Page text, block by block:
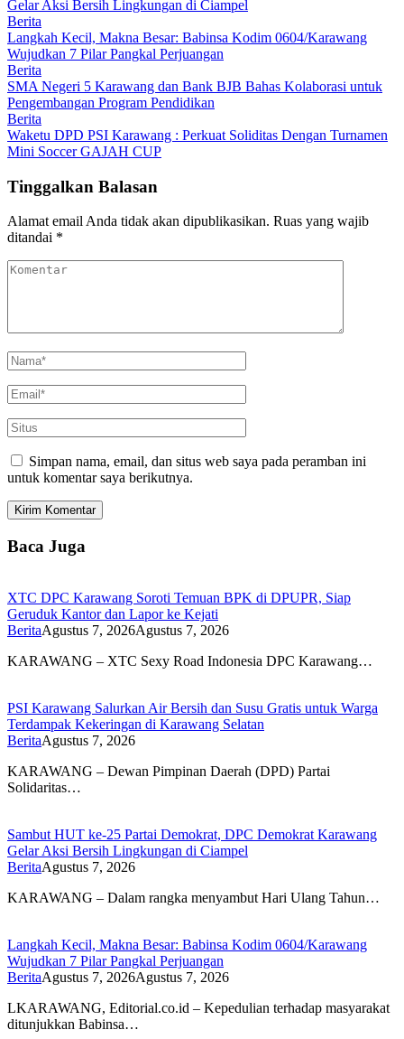
Gelar Aksi Bersih Lingkungan di Ciampel
Berita
Langkah Kecil, Makna Besar: Babinsa Kodim 0604/Karawang
Wujudkan 7 Pilar Pangkal Perjuangan
Berita
SMA Negeri 5 Karawang dan Bank BJB Bahas Kolaborasi untuk
Pengembangan Program Pendidikan
Berita
Waketu DPD PSI Karawang : Perkuat Soliditas Dengan Turnamen
Mini Soccer GAJAH CUP
Tinggalkan Balasan
Alamat email Anda tidak akan dipublikasikan. Ruas yang wajib
ditandai *
Simpan nama, email, dan situs web saya pada peramban ini
untuk komentar saya berikutnya.
Baca Juga
XTC DPC Karawang Soroti Temuan BPK di DPUPR, Siap
Geruduk Kantor dan Lapor ke Kejati
BeritaAgustus 7, 2026Agustus 7, 2026
KARAWANG – XTC Sexy Road Indonesia DPC Karawang…
PSI Karawang Salurkan Air Bersih dan Susu Gratis untuk Warga
Terdampak Kekeringan di Karawang Selatan
BeritaAgustus 7, 2026
KARAWANG – Dewan Pimpinan Daerah (DPD) Partai
Solidaritas…
Sambut HUT ke-25 Partai Demokrat, DPC Demokrat Karawang
Gelar Aksi Bersih Lingkungan di Ciampel
BeritaAgustus 7, 2026
KARAWANG – Dalam rangka menyambut Hari Ulang Tahun…
Langkah Kecil, Makna Besar: Babinsa Kodim 0604/Karawang
Wujudkan 7 Pilar Pangkal Perjuangan
BeritaAgustus 7, 2026Agustus 7, 2026
LKARAWANG, Editorial.co.id – Kepedulian terhadap masyarakat
ditunjukkan Babinsa…